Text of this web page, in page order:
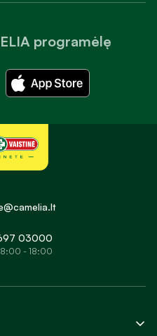
programėlę
03000
- 18:00